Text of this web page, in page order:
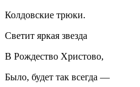
Колдовские трюки.
Светит яркая звезда
В Рождество Христово,
Было, будет так всегда —